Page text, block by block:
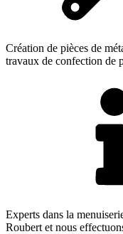
Création de pièces de
travaux de confection de
Experts dans la
Roubert et nous